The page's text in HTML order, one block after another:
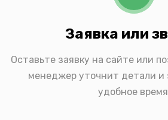
Заявка или
Оставьте заявку на сайте или
менеджер уточнит детали и
удобное